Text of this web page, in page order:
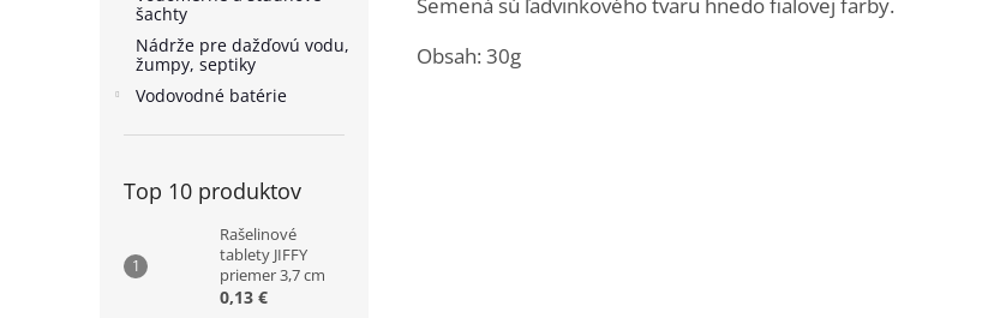
šachty
Nádrže pre dažďovú vodu,
žumpy, septiky
Vodovodné batérie
Top 10 produktov
Rašelinové
tablety JIFFY
priemer 3,7 cm
0,13 €
Semená sú ľadvinkového tvaru hnedo fialovej farby.
Obsah: 30g